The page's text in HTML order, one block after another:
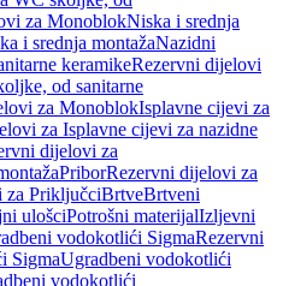
za MonoblokNiska i srednja
i srednja montažaNazidni
keramikeRezervni dijelovi
od sanitarne
za MonoblokIsplavne cijevi za
za Isplavne cijevi za nazidne
dijelovi za
PriborRezervni dijelovi za
za PriključciBrtveBrtveni
ulošciPotrošni materijalIzljevni
vodokotlići SigmaRezervni
SigmaUgradbeni vodokotlići
vodokotlići